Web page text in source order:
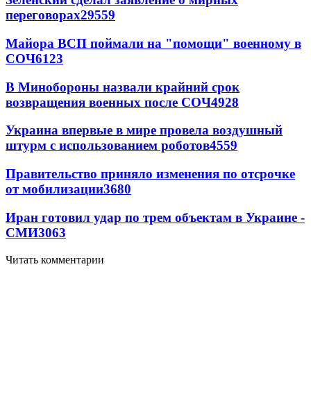
переговорах29559
Майора ВСП поймали на "помощи" военному в
СОЧ6123
В Минобороны назвали крайний срок
возвращения военных после СОЧ4928
Украина впервые в мире провела воздушный
штурм с использованием роботов4559
Правительство приняло изменения по отсрочке
от мобилизации3680
Иран готовил удар по трем объектам в Украине -
СМИ3063
Читать комментарии